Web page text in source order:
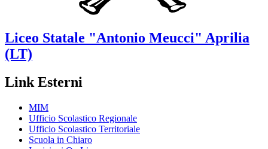
Liceo Statale "Antonio Meucci" Aprilia
(LT)
Link Esterni
MIM
Ufficio Scolastico Regionale
Ufficio Scolastico Territoriale
Scuola in Chiaro